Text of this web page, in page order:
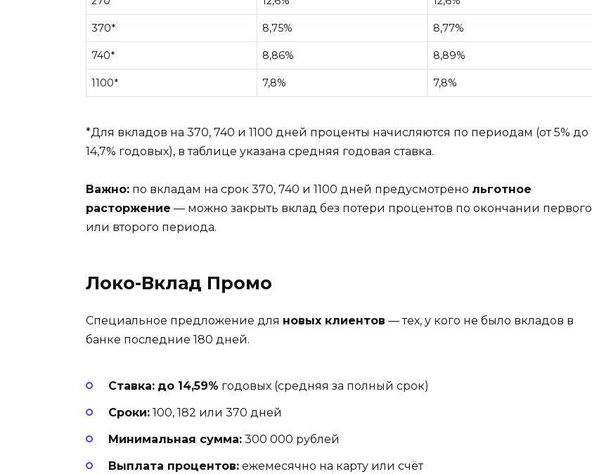
370* 8,75% 8,77%
740* 8,86% 8,89%
1100* 7,8% 7,8%
*Для вкладов на 370, 740 и 1100 дней проценты начисляются по периодам (от 5% до
14,7% годовых), в таблице указана средняя годовая ставка.
Важно: по вкладам на срок 370, 740 и 1100 дней предусмотрено льготное
расторжение — можно закрыть вклад без потери процентов по окончании первого
или второго периода.
Локо-Вклад Промо
Специальное предложение для новых клиентов — тех, у кого не было вкладов в
банке последние 180 дней.
Ставка: до 14,59% годовых (средняя за полный срок)
Сроки: 100, 182 или 370 дней
Минимальная сумма: 300 000 рублей
Выплата процентов: ежемесячно на карту или счёт